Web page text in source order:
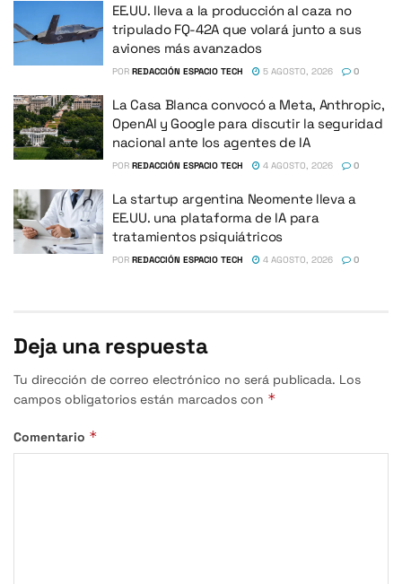
EE.UU. lleva a la producción al caza no
tripulado FQ-42A que volará junto a sus
aviones más avanzados
POR REDACCIÓN ESPACIO TECH 5 AGOSTO, 2026 0
La Casa Blanca convocó a Meta, Anthropic,
OpenAI y Google para discutir la seguridad
nacional ante los agentes de IA
POR REDACCIÓN ESPACIO TECH 4 AGOSTO, 2026 0
La startup argentina Neomente lleva a
EE.UU. una plataforma de IA para
tratamientos psiquiátricos
POR REDACCIÓN ESPACIO TECH 4 AGOSTO, 2026 0
Deja una respuesta
Tu dirección de correo electrónico no será publicada. Los
campos obligatorios están marcados con *
Comentario *